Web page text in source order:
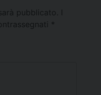
pubblicato.
*